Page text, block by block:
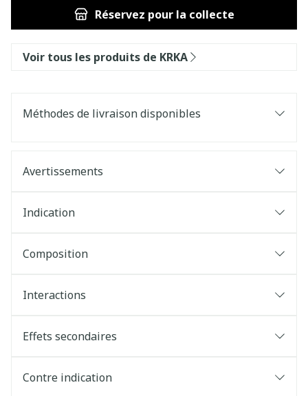
Réservez pour la collecte
Voir tous les produits de KRKA
Méthodes de livraison disponibles
Avertissements
Indication
Composition
Interactions
Effets secondaires
Contre indication